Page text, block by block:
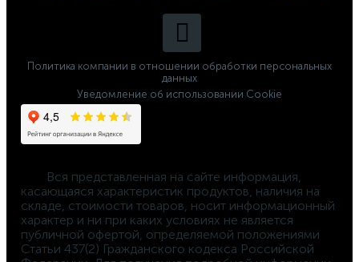
Политика компании в отношении обработки персональных
данных
Уведомление об использовании Cookie
касающаяся характеристик продуктов, наличия на
складе, стоимости товаров, носит информационный
характер и ни при каких условиях не является
публичной офертой, определяемой положениями
Статьи 437(2) Гражданского кодекса Российской